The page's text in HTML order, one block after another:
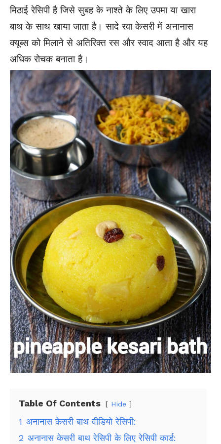
मिठाईरेसिपी है जिसे सुबह के नाश्ते के लिए उपमा या खारा
बाथ के साथ खाया जाता है। सादे रवा केसरी में अनानास
क्यूब्स को मिलाने से अतिरिक्त रस और स्वाद आता है और यह
अधिक रोचक बनाता है।
Table Of Contents Hide
1 अनानास केसरी बाथ वीडियो रेसिपी:
2 अनानास केसरी बाथ रेसिपी के लिए रेसिपी कार्ड: